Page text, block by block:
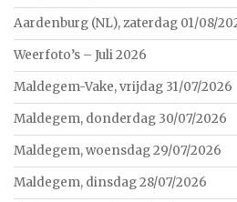
Aardenburg (NL), zaterdag 01/08/
Weerfoto’s – Juli 2026
Maldegem-Vake, vrijdag 31/07/2026
Maldegem, donderdag 30/07/2026
Maldegem, woensdag 29/07/2026
Maldegem, dinsdag 28/07/2026